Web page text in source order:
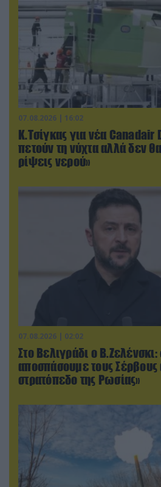
07.08.2026 | 16:02
Κ.Τσίγκας για νέα Canadair
πετούν τη νύχτα αλλά δεν
ρίψεις νερού»
07.08.2026 | 02:02
Στο Βελιγράδι ο
αποσπάσουμε τους Σέρβους
στρατόπεδο της Ρωσίας»